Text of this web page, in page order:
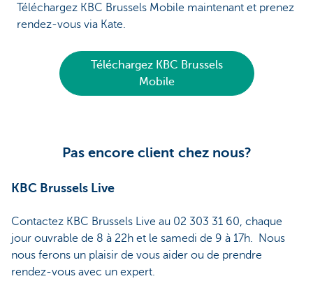
Téléchargez KBC Brussels Mobile maintenant et prenez
rendez-vous via Kate.
Téléchargez KBC Brussels
Mobile
Pas encore client chez nous?
KBC Brussels Live
Contactez KBC Brussels Live au 02 303 31 60, chaque
jour ouvrable de 8 à 22h et le samedi de 9 à 17h. Nous
nous ferons un plaisir de vous aider ou de prendre
rendez-vous avec un expert.